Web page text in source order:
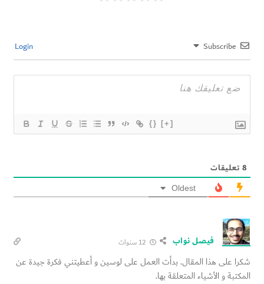
Subscribe
{} [+]
8 تعليقات
Oldest
فيصل نواب 12 سنوات
شكرا على هذا المقال. بدأت العمل على لوسين و أعطيتني فكرة جيدة عن
المكتبة و الأشياء المتعلقة بها.